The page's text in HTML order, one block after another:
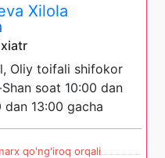
Xilola
Oliy toifali shifokor
soat 10:00 dan
dan 13:00 gacha
narx qo'ng'iroq orqali